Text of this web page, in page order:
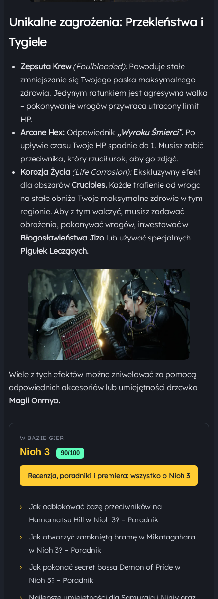
Unikalne zagrożenia: Przekleństwa i
Tygiele
Zepsuta Krew (Foulblooded):Powoduje stałe
zmniejszanie się Twojego paska maksymalnego
zdrowia. Jedynym ratunkiem jest agresywna walka
– pokonywanie wrogów przywraca utracony limit
HP.
Arcane Hex:Odpowiednik „Wyroku Śmierci”.Po
upływie czasu Twoje HP spadnie do 1. Musisz zabić
przeciwnika, który rzucił urok, aby go zdjąć.
Korozja Życia (Life Corrosion):Ekskluzywny efekt
dla obszarów Crucibles.Każde trafienie od wroga
na stałe obniża Twoje maksymalne zdrowie w tym
regionie. Aby z tym walczyć, musisz zadawać
obrażenia, pokonywać wrogów, inwestować w
Błogosławieństwa Jizolub używać specjalnych
Pigułek Leczących.
Wiele z tych efektów można zniwelować za pomocą
odpowiednich akcesoriów lub umiejętności drzewka
Magii Onmyo.
W BAZIE GIER
Nioh 3 90/100
Recenzja, poradniki i premiera: wszystko o Nioh 3
›
Jak odblokować bazę przeciwników na
Hamamatsu Hill w Nioh 3? – Poradnik
›
Jak otworzyć zamkniętą bramę w Mikatagahara
w Nioh 3? – Poradnik
›
Jak pokonać secret bossa Demon of Pride w
Nioh 3? – Poradnik